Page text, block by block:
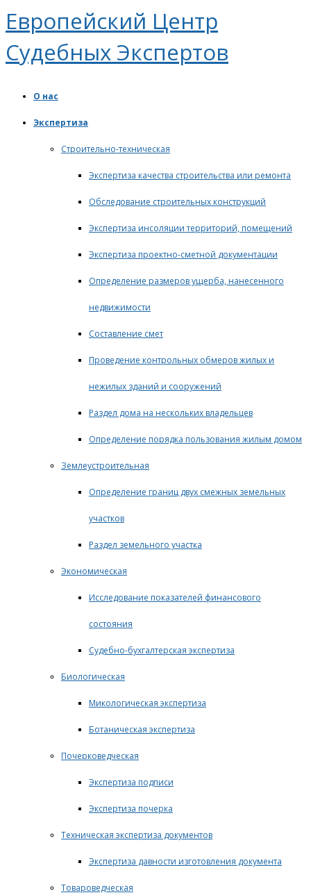
Европейский Центр
Судебных Экспертов
О нас
Экспертиза
Cтроительно-техническая
Экспертиза качества строительства или ремонта
Обследование строительных конструкций
Экспертиза инсоляции территорий, помещений
Экспертиза проектно-сметной документации
Определение размеров ущерба, нанесенного
недвижимости
Составление смет
Проведение контрольных обмеров жилых и
нежилых зданий и сооружений
Раздел дома на нескольких владельцев
Определение порядка пользования жилым домом
Землеустроительная
Определение границ двух смежных земельных
участков
Раздел земельного участка
Экономическая
Исследование показателей финансового
состояния
Судебно-бухгалтерская экспертиза
Биологическая
Микологическая экспертиза
Ботаническая экспертиза
Почерковедческая
Экспертиза подписи
Экспертиза почерка
Техническая экспертиза документов
Экспертиза давности изготовления документа
Товароведческая